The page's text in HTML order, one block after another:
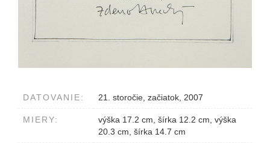
DATOVANIE: 21. storočie, začiatok, 2007
MIERY:
výška 17.2 cm, šírka 12.2 cm, výška
20.3 cm, šírka 14.7 cm